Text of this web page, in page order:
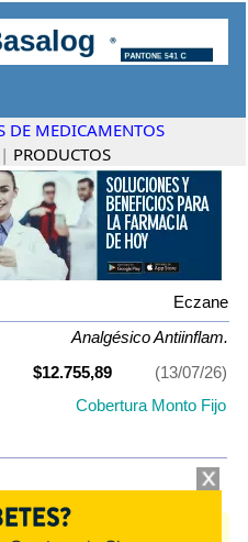
DE MEDICAMENTOS
| PRODUCTOS
Eczane
Analgésico Antiinflam.
$12.755,89
(13/07/26)
Cobertura Monto Fijo